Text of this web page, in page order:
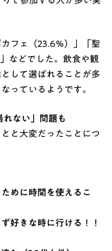
フェ（23.6％）」「聖
などでした。飲食や観
して選ばれることが多
っているようです。
ない」問題も
と大変だったことにつ
めに時間を使えるこ
好きな時に行ける！！